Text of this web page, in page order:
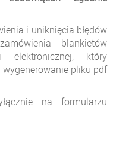
i uniknięcia błędów
blankietów
który
pliku pdf
na formularzu